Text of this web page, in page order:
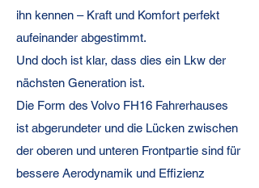
Für höchste Ansprüche entwickelt.
ihn kennen – Kraft und Komfort perfekt
aufeinander abgestimmt.
Und doch ist klar, dass dies ein Lkw der
nächsten Generation ist.
Die Form des Volvo FH16 Fahrerhauses
ist abgerundeter und die Lücken zwischen
der oberen und unteren Frontpartie sind für
bessere Aerodynamik und Effizienz